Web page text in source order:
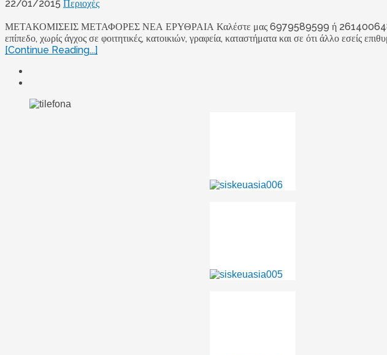
22/01/2015 Περιοχές
ΜΕΤΑΚΟΜΙΣΕΙΣ ΜΕΤΑΦΟΡΕΣ ΝΕΑ ΕΡΥΘΡΑΙΑ Καλέστε μας 6979589599 ή 2614006480 Η
επίπεδο, χωρίς άγχος σε φοιτητικές, κατοικιών, γραφεία, καταστήματα και σε ότι άλλο εσείς
[Continue Reading...]